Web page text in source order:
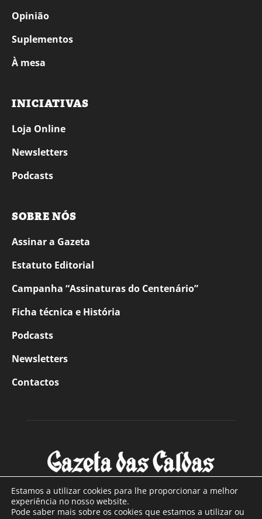
Opinião
Suplementos
À mesa
INICIATIVAS
Loja Online
Newsletters
Podcasts
SOBRE NÓS
Assinar a Gazeta
Estatuto Editorial
Campanha “Assinaturas do Centenário”
Ficha técnica e História
Podcasts
Newsletters
Contactos
SOBRE NÓS
Estamos a utilizar cookies para lhe proporcionar a melhor
experiência no nosso website.
Pode saber mais sobre os cookies que estamos a utilizar ou